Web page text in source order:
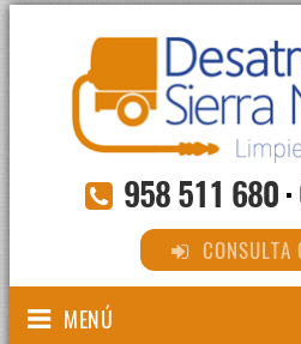
958 511 680·
CONSULTA
MENÚ